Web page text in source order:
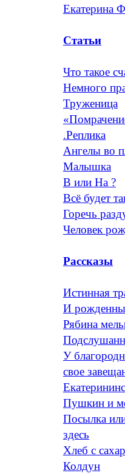
Екатерина
Статьи
Что такое
Немного
Труженица
.Реплика
Ангелы во
Малышка
В или На ?
Всё будет
Горечь
Человек
Рассказы
Истинная
И
Рябина
У
свое
Пушкин и
Посылка
здесь
Хлеб с
Колдун